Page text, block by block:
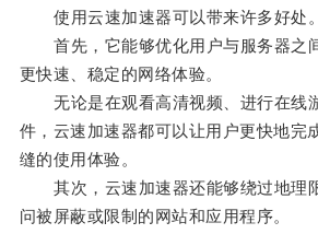
使用云速加速器可以带来许多好处。
首先，它能够优化用户与服务器之
更快速、稳定的网络体验。
无论是在观看高清视频、进行在线
件，云速加速器都可以让用户更快地完
缝的使用体验。
其次，云速加速器还能够绕过地理
问被屏蔽或限制的网站和应用程序。